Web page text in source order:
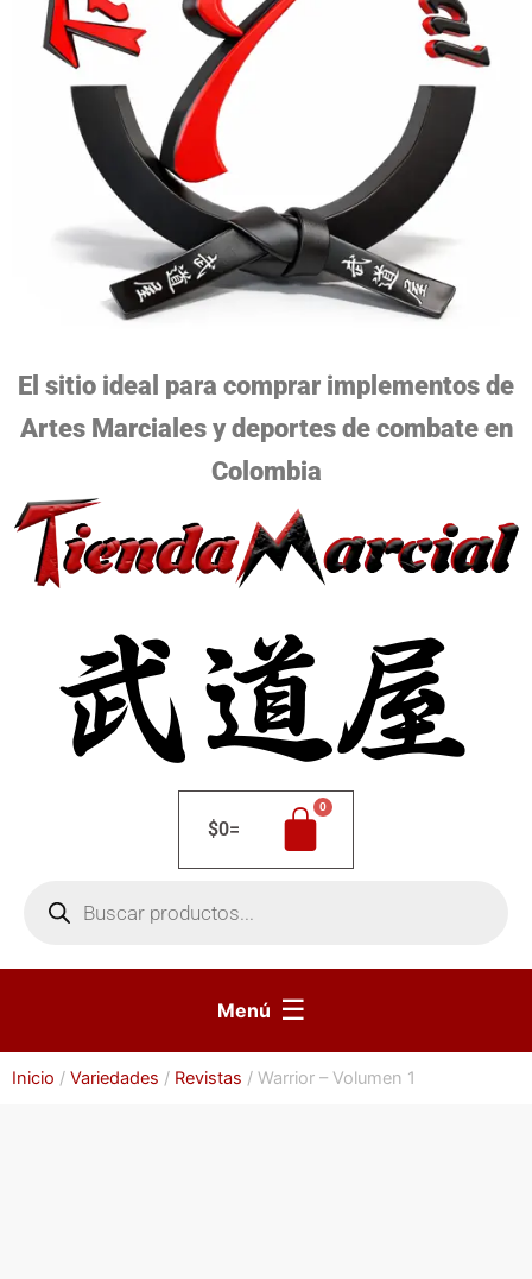
El sitio ideal para comprar implementos de
Artes Marciales y deportes de combate en
Colombia
$0=
productos
Menú ☰
Inicio / Variedades / Revistas / Warrior – Volumen 1